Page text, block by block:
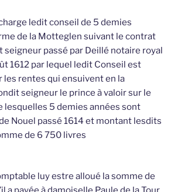
ledit conseil de 5 demies
de la Motteglen suivant le contrat
seigneur passé par Deillé notaire royal
1612 par lequel ledit Conseil est
les rentes qui ensuivent en la
seigneur le prince à valoir sur le
lesquelles 5 demies années sont
Nouel passé 1614 et montant lesdits
de 6 750 livres
luy estre alloué la somme de